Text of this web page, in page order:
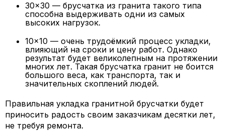
30x30 — брусчатка из гранита такого типа
способна выдерживать одни из самых
высоких нагрузок.
10x10 — очень трудоёмкий процесс укладки,
влияющий на сроки и цену работ. Однако
результат будет великолепным на протяжении
многих лет. Такая брусчатка гранит не боится
большого веса, как транспорта, так и
значительных скоплений людей.
Правильная укладка гранитной брусчатки будет
приносить радость своим заказчикам десятки лет,
не требуя ремонта.